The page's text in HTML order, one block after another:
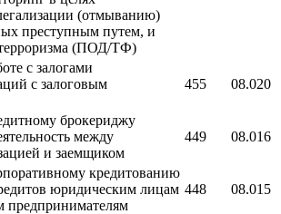
(отмыванию)
преступным путем, и
(ПОД/ТФ)
с залогами
с залоговым
455 08.020
брокериджу
между
и заемщиком
449 08.016
кредитованию
юридическим лицам
предпринимателям
448 08.015